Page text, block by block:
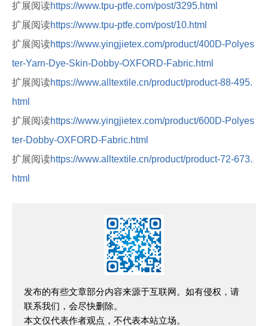
扩展阅读https://www.tpu-ptfe.com/post/3295.html
扩展阅读https://www.tpu-ptfe.com/post/10.html
扩展阅读https://www.yingjietex.com/product/400D-Polyes
ter-Yarn-Dye-Skin-Dobby-OXFORD-Fabric.html
扩展阅读https://www.alltextile.cn/product/product-88-495.
html
扩展阅读https://www.yingjietex.com/product/600D-Polyes
ter-Dobby-OXFORD-Fabric.html
扩展阅读https://www.alltextile.cn/product/product-72-673.
html
发布的有些文章部分内容来源于互联网。如有侵权，请
联系我们，会尽快删除。
本文仅代表作者观点，不代表本站立场。